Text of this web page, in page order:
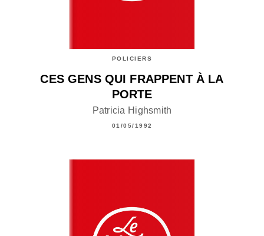
POLICIERS
CES GENS QUI FRAPPENT À LA
PORTE
Patricia Highsmith
01/05/1992